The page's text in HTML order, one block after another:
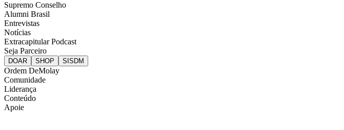
Supremo Conselho
Alumni Brasil
Entrevistas
Notícias
Extracapitular Podcast
Seja Parceiro
Ordem DeMolay
Comunidade
Liderança
Conteúdo
Apoie